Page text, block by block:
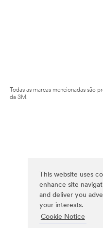
This website uses
enhance site
and deliver you
your interests.
Cookie Notice
Todas as marcas mencionadas são
da 3M.